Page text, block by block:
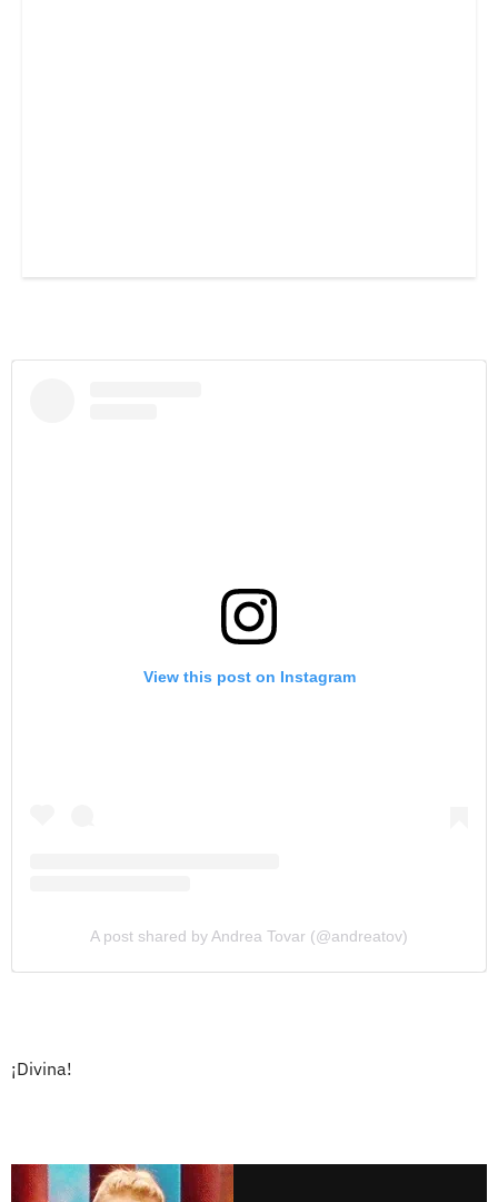
View this post on Instagram
A post shared by Andrea Tovar (@andreatov)
¡Divina!